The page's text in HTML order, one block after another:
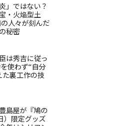
」ではない？
・火焔型土
人々が刻んだ
秘密
は秀吉に従っ
使わず“自分
た裏工作の技
島屋が『鳩の
）限定グッズ